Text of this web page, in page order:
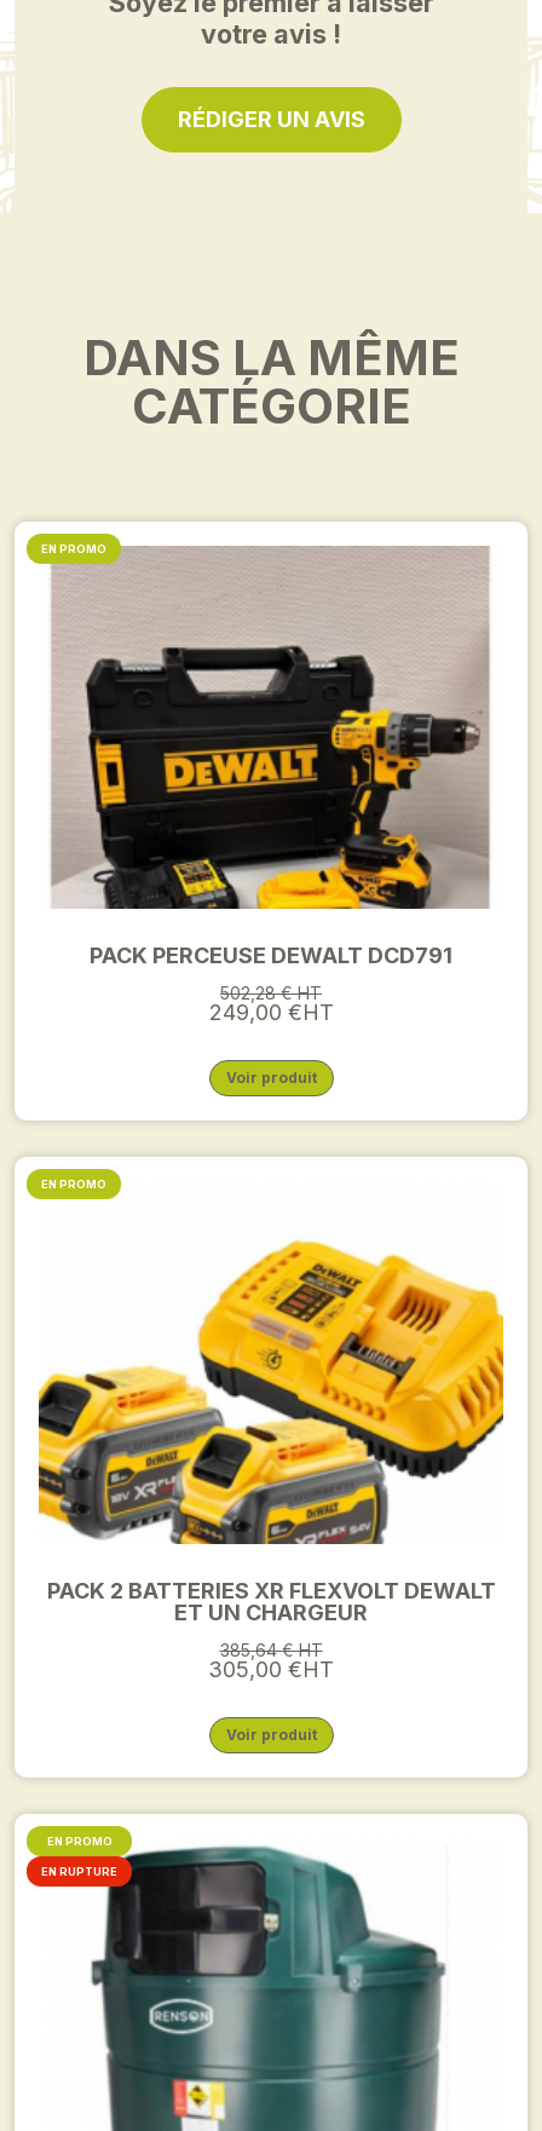
votre avis !
RÉDIGER UN AVIS
DANS LA MÊME
CATÉGORIE
PACK PERCEUSE DEWALT DCD791
502,28 € HT
249,00 €HT
Voir produit
EN PROMO
PACK 2 BATTERIES XR FLEXVOLT DEWALT
ET UN CHARGEUR
385,64 € HT
305,00 €HT
Voir produit
EN PROMO
EN PROMO
EN RUPTURE